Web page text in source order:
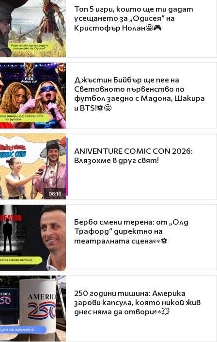
Топ 5 игри, които ще ти дадат
усещането за „Одисея“ на
Кристофър Нолан🤩🎮
Джъстин Бийбър ще пее на
Световното първенство по
футбол заедно с Мадона, Шакира
и BTS!⚽🤩
08:16
ANIVENTURE COMIC CON 2026:
Влязохме в друг свят!
Бербо смени терена: от „Олд
Трафорд“ директно на
театралната сцена👀⚽
250 години тишина: Америка
зарови капсула, която никой жив
днес няма да отвори👀💥